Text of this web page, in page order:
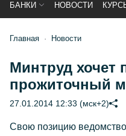
БАНКИ НОВОСТИ
Главная Новости
Минтруд хочет
прожиточный
27.01.2014 12:33 (мск+2)
Свою позицию